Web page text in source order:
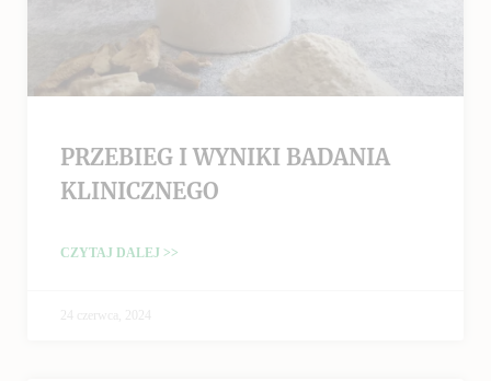
PRZEBIEG I WYNIKI BADANIA
KLINICZNEGO
CZYTAJ DALEJ >>
24 czerwca, 2024